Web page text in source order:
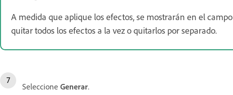
A medida que aplique los efectos, se mostrarán en el campo
quitar todos los efectos a la vez o quitarlos por separado.
Seleccione Generar.